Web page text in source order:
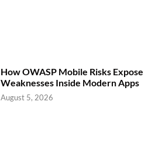
How OWASP Mobile Risks Expose
Weaknesses Inside Modern Apps
August 5, 2026